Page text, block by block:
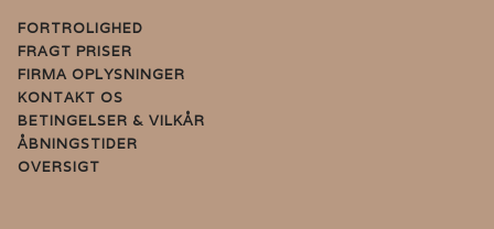
FORTROLIGHED
FRAGT PRISER
FIRMA OPLYSNINGER
KONTAKT OS
BETINGELSER & VILKÅR
ÅBNINGSTIDER
OVERSIGT